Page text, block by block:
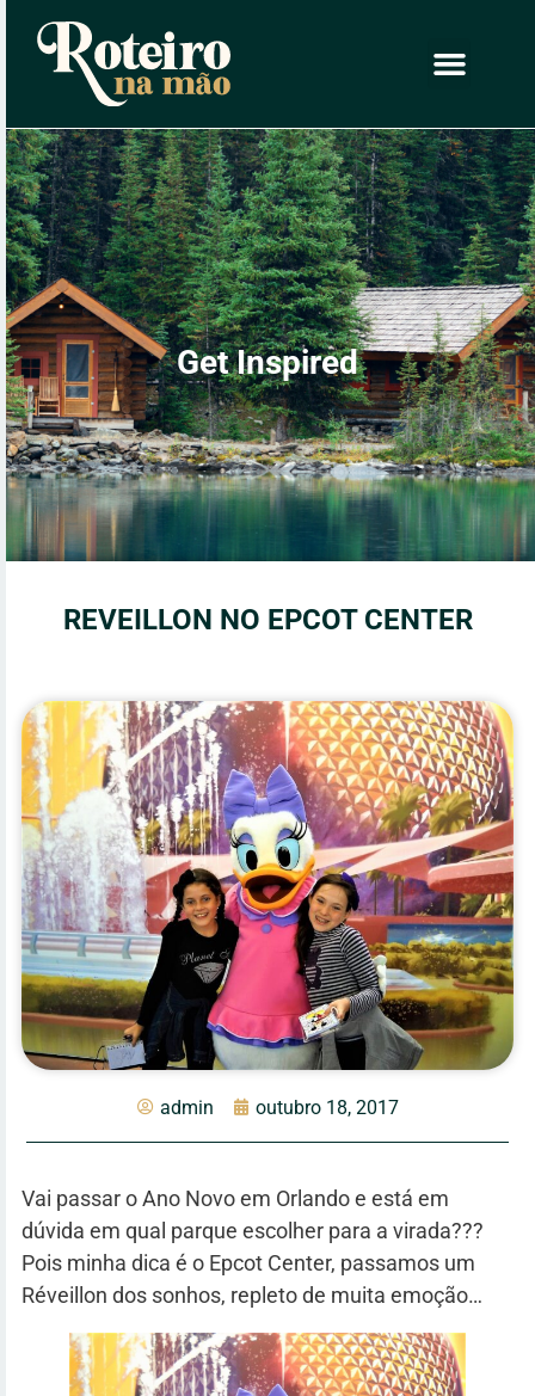
Get Inspired
REVEILLON NO EPCOT CENTER
admin outubro 18, 2017
Vai passar o Ano Novo em Orlando e está em
dúvida em qual parque escolher para a virada???
Pois minha dica é o Epcot Center, passamos um
Réveillon dos sonhos, repleto de muita emoção…